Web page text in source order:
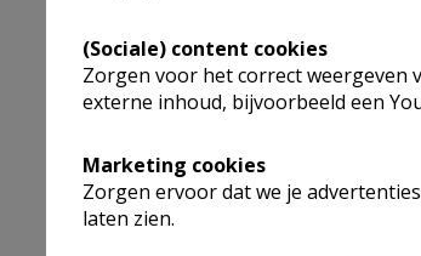
(Sociale) content cookies
Zorgen voor het correct weergeven
externe inhoud, bijvoorbeeld een
Marketing cookies
Zorgen ervoor dat we je
laten zien.